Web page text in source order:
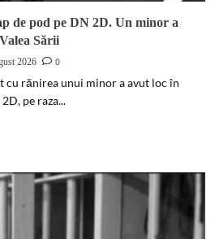
de pod pe DN 2D. Un minor a
Sării
2026
0
cu rănirea unui minor a avut loc în
pe raza...